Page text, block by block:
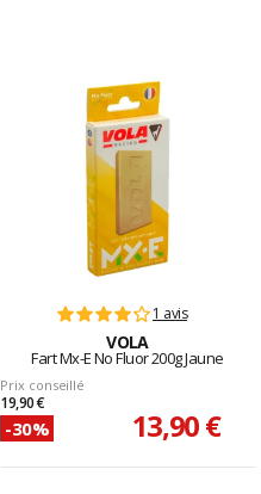
1 avis
VOLA
Fart Mx-E No Fluor 200g Jaune
Prix conseillé
19,90 €
-30% 13,90 €